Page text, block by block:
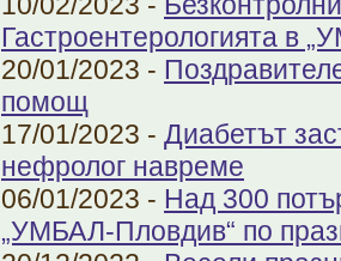
Гастроентерологията в
20/01/2023 -
помощ
17/01/2023 - Диабетът
нефролог навреме
06/01/2023 - Над 300
„УМБАЛ-Пловдив“ по